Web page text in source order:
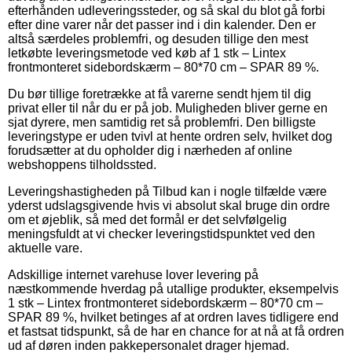
efterhånden udleveringssteder, og så skal du blot gå forbi
efter dine varer når det passer ind i din kalender. Den er
altså særdeles problemfri, og desuden tillige den mest
letkøbte leveringsmetode ved køb af 1 stk – Lintex
frontmonteret sidebordskærm – 80*70 cm – SPAR 89 %.
Du bør tillige foretrække at få varerne sendt hjem til dig
privat eller til når du er på job. Muligheden bliver gerne en
sjat dyrere, men samtidig ret så problemfri. Den billigste
leveringstype er uden tvivl at hente ordren selv, hvilket dog
forudsætter at du opholder dig i nærheden af online
webshoppens tilholdssted.
Leveringshastigheden på Tilbud kan i nogle tilfælde være
yderst udslagsgivende hvis vi absolut skal bruge din ordre
om et øjeblik, så med det formål er det selvfølgelig
meningsfuldt at vi checker leveringstidspunktet ved den
aktuelle vare.
Adskillige internet varehuse lover levering på
næstkommende hverdag på utallige produkter, eksempelvis
1 stk – Lintex frontmonteret sidebordskærm – 80*70 cm –
SPAR 89 %, hvilket betinges af at ordren laves tidligere end
et fastsat tidspunkt, så de har en chance for at nå at få ordren
ud af døren inden pakkepersonalet drager hjemad.